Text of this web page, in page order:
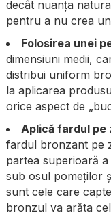
decât nuanța
pentru a nu crea
Folosirea unei
dimensiuni medii,
distribui uniform
la aplicarea
orice aspect de
Aplică fardul pe
fardul bronzant pe
partea superioară
sub osul pomeților
sunt cele care
bronzul va arăta